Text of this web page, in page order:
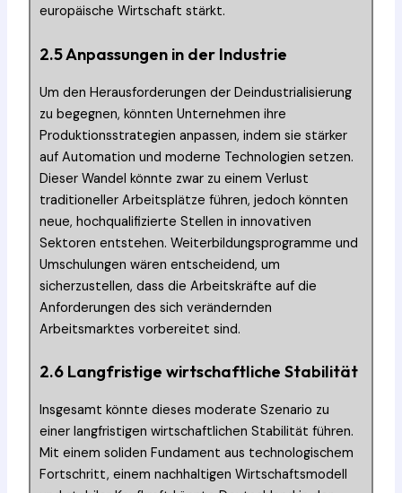
europäische Wirtschaft stärkt.
2.5 Anpassungen in der Industrie
Um den Herausforderungen der Deindustrialisierung
zu begegnen, könnten Unternehmen ihre
Produktionsstrategien anpassen, indem sie stärker
auf Automation und moderne Technologien setzen.
Dieser Wandel könnte zwar zu einem Verlust
traditioneller Arbeitsplätze führen, jedoch könnten
neue, hochqualifizierte Stellen in innovativen
Sektoren entstehen. Weiterbildungsprogramme und
Umschulungen wären entscheidend, um
sicherzustellen, dass die Arbeitskräfte auf die
Anforderungen des sich verändernden
Arbeitsmarktes vorbereitet sind.
2.6 Langfristige wirtschaftliche Stabilität
Insgesamt könnte dieses moderate Szenario zu
einer langfristigen wirtschaftlichen Stabilität führen.
Mit einem soliden Fundament aus technologischem
Fortschritt, einem nachhaltigen Wirtschaftsmodell